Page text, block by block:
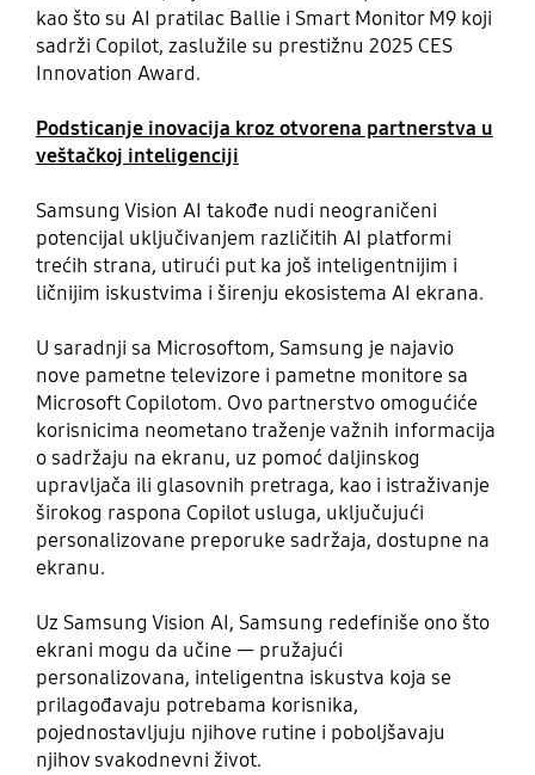
kao što su AI pratilac Ballie i Smart Monitor M9 koji
sadrži Copilot, zaslužile su prestižnu 2025 CES
Innovation Award.
Podsticanje inovacija kroz otvorena partnerstva u
veštačkoj inteligenciji
Samsung Vision AI takođe nudi neograničeni
potencijal uključivanjem različitih AI platformi
trećih strana, utirući put ka još inteligentnijim i
ličnijim iskustvima i širenju ekosistema AI ekrana.
U saradnji sa Microsoftom, Samsung je najavio
nove pametne televizore i pametne monitore sa
Microsoft Copilotom. Ovo partnerstvo omogućiće
korisnicima neometano traženje važnih informacija
o sadržaju na ekranu, uz pomoć daljinskog
upravljača ili glasovnih pretraga, kao i istraživanje
širokog raspona Copilot usluga, uključujući
personalizovane preporuke sadržaja, dostupne na
ekranu.
Uz Samsung Vision AI, Samsung redefiniše ono što
ekrani mogu da učine — pružajući
personalizovana, inteligentna iskustva koja se
prilagođavaju potrebama korisnika,
pojednostavljuju njihove rutine i poboljšavaju
njihov svakodnevni život.